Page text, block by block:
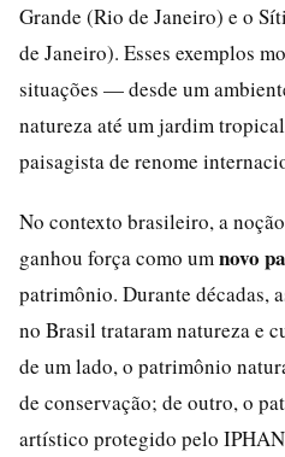
Grande (Rio de Janeiro) e o
de Janeiro). Esses exemplos
situações — desde um
natureza até um jardim
paisagista de renome
No contexto brasileiro, a
ganhou força como um novo
patrimônio. Durante décadas,
no Brasil trataram natureza e
de um lado, o patrimônio
de conservação; de outro, o
artístico protegido pelo